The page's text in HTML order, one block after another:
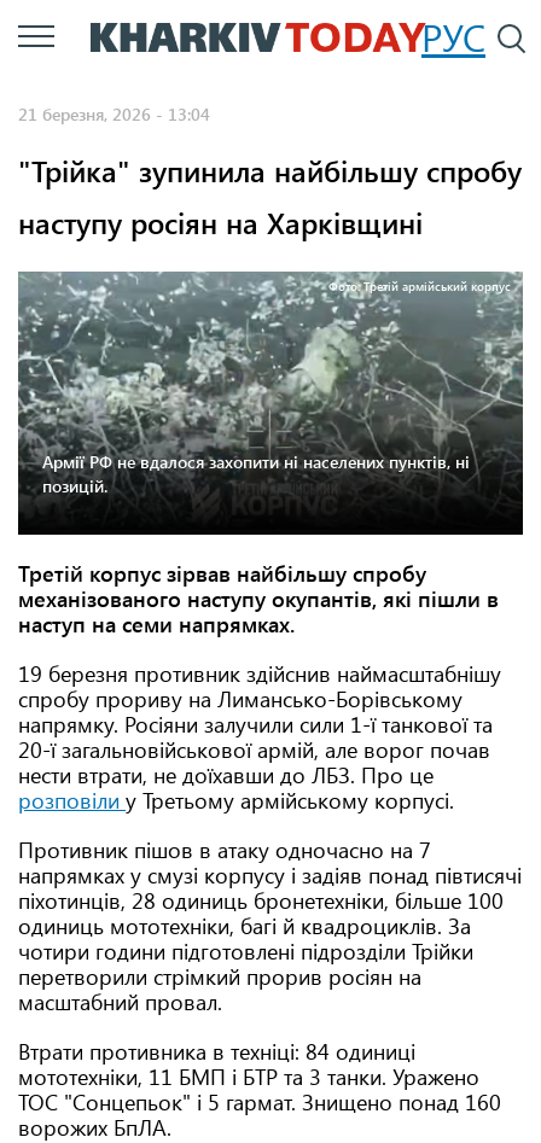
Перейти
до
РУС
21 березня, 2026 - 13:04
"Трійка" зупинила найбільшу спробу
наступу росіян на Харківщині
Фото: Третій армійський корпус
Армії РФ не вдалося захопити ні населених пунктів, ні
позицій.
Третій корпус зірвав найбільшу спробу
механізованого наступу окупантів, які пішли в
наступ на семи напрямках.
19 березня противник здійснив наймасштабнішу
спробу прориву на Лимансько-Борівському
напрямку. Росіяни залучили сили 1-ї танкової та
20-ї загальновійськової армій, але ворог почав
нести втрати, не доїхавши до ЛБЗ. Про це
розповіли у Третьому армійському корпусі.
Противник пішов в атаку одночасно на 7
напрямках у смузі корпусу і задіяв понад півтисячі
піхотинців, 28 одиниць бронетехніки, більше 100
одиниць мототехніки, багі й квадроциклів. За
чотири години підготовлені підрозділи Трійки
перетворили стрімкий прорив росіян на
масштабний провал.
Втрати противника в техніці: 84 одиниці
мототехніки, 11 БМП і БТР та 3 танки. Уражено
ТОС "Сонцепьок" і 5 гармат. Знищено понад 160
ворожих БпЛА.